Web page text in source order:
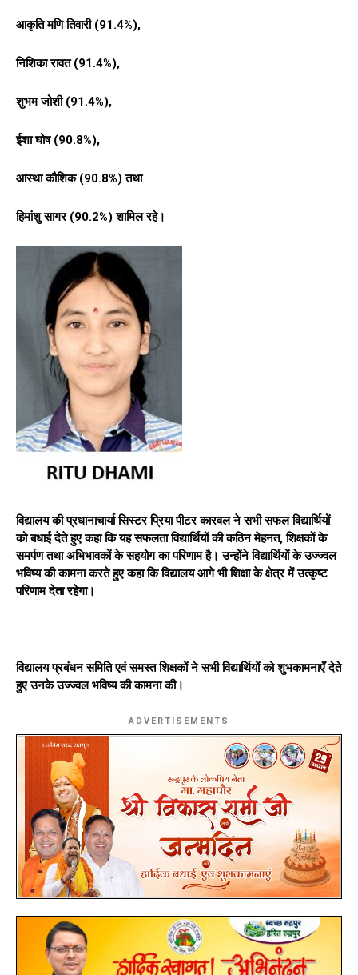
आकृति मणि तिवारी (91.4%),
निशिका रावत (91.4%),
शुभम जोशी (91.4%),
ईशा घोष (90.8%),
आस्था कौशिक (90.8%) तथा
हिमांशु सागर (90.2%) शामिल रहे।
विद्यालय की प्रधानाचार्या सिस्टर प्रिया पीटर कारवल ने सभी सफल विद्यार्थियों
को बधाई देते हुए कहा कि यह सफलता विद्यार्थियों की कठिन मेहनत, शिक्षकों के
समर्पण तथा अभिभावकों के सहयोग का परिणाम है। उन्होंने विद्यार्थियों के उज्ज्वल
भविष्य की कामना करते हुए कहा कि विद्यालय आगे भी शिक्षा के क्षेत्र में उत्कृष्ट
परिणाम देता रहेगा।
विद्यालय प्रबंधन समिति एवं समस्त शिक्षकों ने सभी विद्यार्थियों को शुभकामनाएँ देते
हुए उनके उज्ज्वल भविष्य की कामना की।
ADVERTISEMENTS